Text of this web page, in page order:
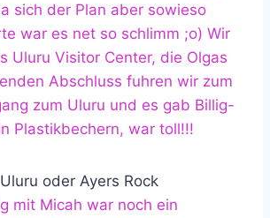
sich der Plan aber sowieso
war es net so schlimm ;o) Wir
Uluru Visitor Center, die Olgas
Abschluss fuhren wir zum
zum Uluru und es gab Billig-
Plastikbechern, war toll!!!
mit Micah war noch ein